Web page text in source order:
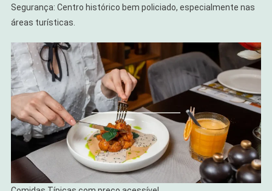
Segurança: Centro histórico bem policiado, especialmente nas
áreas turísticas.